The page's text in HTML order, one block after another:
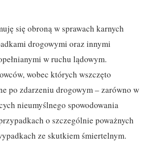
się obroną w sprawach karnych
drogowymi oraz innymi
w ruchu lądowym.
wobec których wszczęto
po zdarzeniu drogowym – zarówno w
nieumyślnego spowodowania
o szczególnie poważnych
ze skutkiem śmiertelnym.